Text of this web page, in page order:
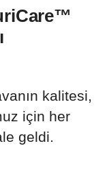
kalitesi,
için her
geldi.